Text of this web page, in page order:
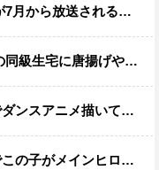
から放送されるぞ！
本を20回以上届けた24歳女を逮捕
メの当てつけにしか見えないと話題に
ら、はじめて読んだとき違って驚いた